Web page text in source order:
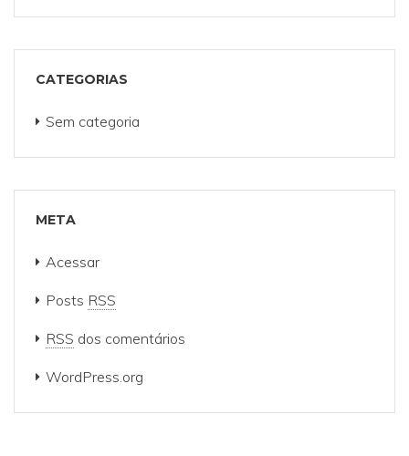
CATEGORIAS
Sem categoria
META
Acessar
Posts RSS
RSS dos comentários
WordPress.org